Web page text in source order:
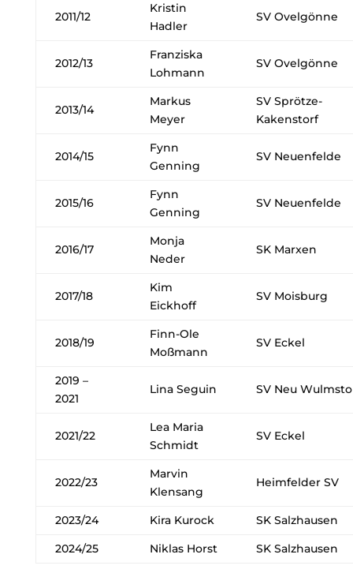
2011/12
Kristin
Hadler
SV Ovelgönne
2012/13
Franziska
Lohmann
SV Ovelgönne
2013/14
Markus
Meyer
SV Sprötze-
Kakenstorf
2014/15
Fynn
Genning
SV Neuenfelde
2015/16
Fynn
Genning
SV Neuenfelde
2016/17
Monja
Neder
SK Marxen
2017/18
Kim
Eickhoff
SV Moisburg
2018/19
Finn-Ole
Moßmann
SV Eckel
2019 –
2021
Lina Seguin SV Neu
2021/22
Lea Maria
Schmidt
SV Eckel
2022/23
Marvin
Klensang
Heimfelder SV
2023/24 Kira Kurock
SK Salzhausen
2024/25
Niklas Horst SK Salzhausen